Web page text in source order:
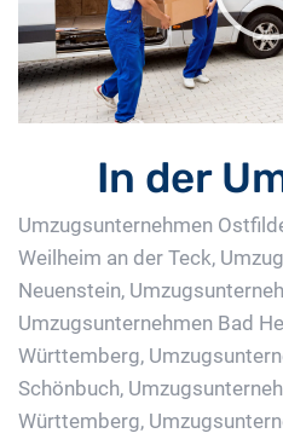
In der
Umzugsunternehmen
Weilheim an der Teck,
Neuenstein,
Umzugsunternehmen Bad
Württemberg,
Schönbuch,
Württemberg,